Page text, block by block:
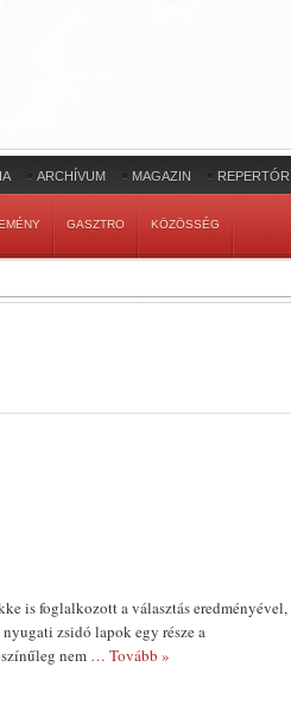
ARCHÍVUM MAGAZIN
GASZTRO KÖZÖSSÉG
is foglalkozott a választás eredményével,
zsidó lapok egy része a
nem … Tovább »